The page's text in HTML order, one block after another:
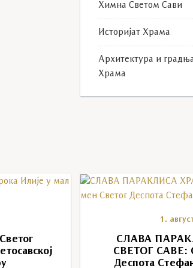
Химна Светом Сави
Историјат Храма
Архитектура и
Храма
1.
СЛАВА
СВЕТОГ САВЕ:
Деспота